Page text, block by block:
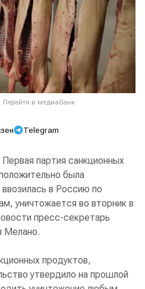
Перейти в медиабанк
Telegram
Первая партия санкционных
была
в Россию по
уничтожается во вторник в
пресс-секретарь
Мелано.
продуктов,
утвердило на прошлой